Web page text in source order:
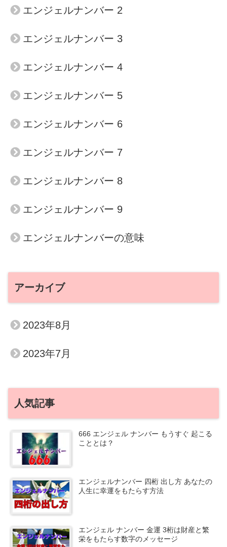
エンジェルナンバー 2
エンジェルナンバー 3
エンジェルナンバー 4
エンジェルナンバー 5
エンジェルナンバー 6
エンジェルナンバー 7
エンジェルナンバー 8
エンジェルナンバー 9
エンジェルナンバーの意味
アーカイブ
2023年8月
2023年7月
人気記事
666 エンジェル ナンバー もうすぐ 起こる
こととは？
エンジェルナンバー 四桁 出し方 あなたの
人生に幸運をもたらす方法
エンジェル ナンバー 金運 3桁は財産と繁
栄をもたらす数字のメッセージ